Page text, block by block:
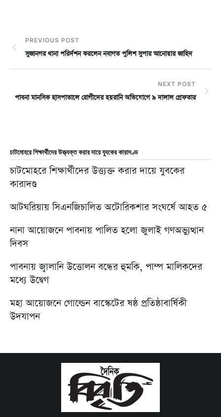
PREVIOUS POST
সুজানগর থানা পরির্দশন করলেন নবাগত পুলিশ সুপার আনোয়ার জাহিদ
NEXT POST
পাবনা মানসিক হাসপাতালে রোগীদের হয়রানি অভিযোগে ৯ দালাল গ্রেফতার
চাটমোহরে শিক্ষার্থীদের উত্ত্যক্ত করার দায়ে যুবকের কারাদণ্ড
চাটমোহরে শিক্ষার্থীদের উত্ত্যক্ত করার দায়ে যুবকের
কারাদণ্ড
আটঘরিয়ায় সিএনজিচালিত অটোরিকশার সংঘর্ষে আহত ৫
নানা আয়োজনে পাবনায় পালিত হলো জুলাই গণঅভ্যুত্থান
দিবস
পাবনায় জ্বালানি উত্তোলন বন্ধের হুমকি, পাম্প মালিকদের
মধ্যে উদ্বেগ
মহা আয়োজনে গোল্ডেন বাস্কেটের ষষ্ঠ প্রতিষ্ঠাবার্ষিকী
উদযাপন